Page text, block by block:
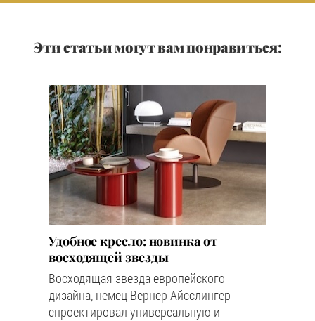
Эти статьи могут вам понравиться:
Удобное кресло: новинка от
восходящей звезды
Восходящая звезда европейского
дизайна, немец Вернер Айсслингер
спроектировал универсальную и